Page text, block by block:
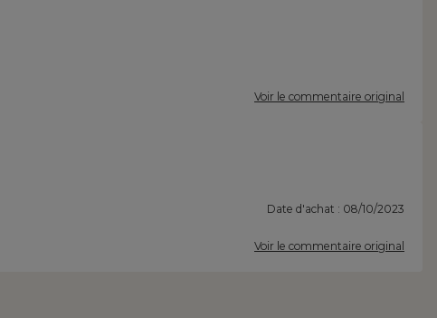
Voir le commentaire original
Date d'achat : 08/10/2023
Voir le commentaire original